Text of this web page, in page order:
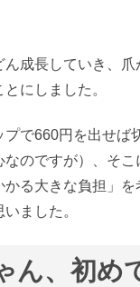
ん成長していき、
にしました。
プで660円を出せば
のですが）、そこ
かる大きな負担」
ました。
ん、初め